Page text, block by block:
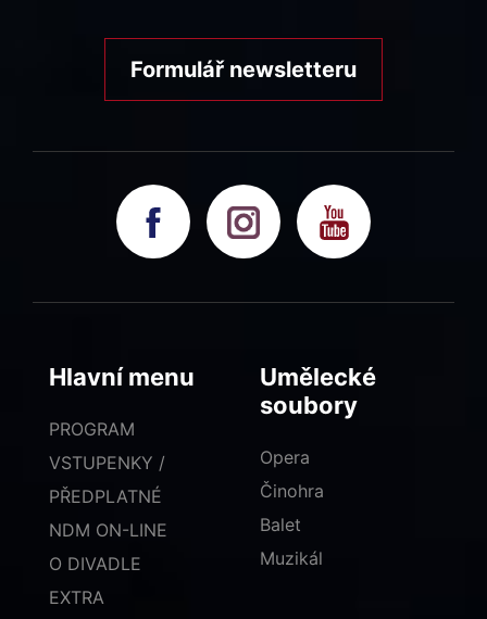
Formulář newsletteru
Hlavní menu
PROGRAM
VSTUPENKY /
PŘEDPLATNÉ
NDM ON-LINE
O DIVADLE
EXTRA
Umělecké
soubory
Opera
Činohra
Balet
Muzikál